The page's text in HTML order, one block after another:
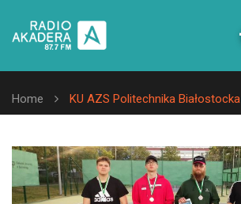
Home KU AZS Politechnika Białostocka